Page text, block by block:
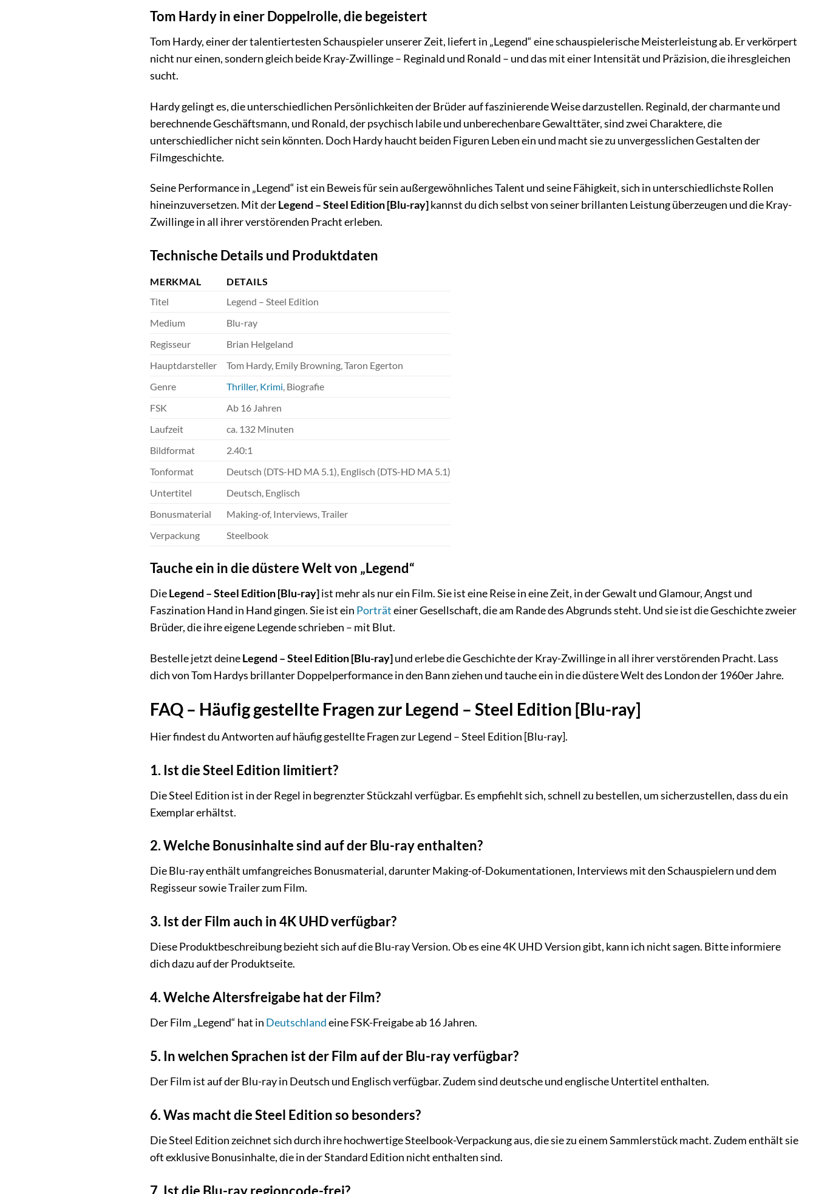
Tom Hardy in einer Doppelrolle, die begeistert
Tom Hardy, einer der talentiertesten Schauspieler unserer Zeit, liefert in „Legend“ eine schauspielerische Meisterleistung ab. Er verkörpert
nicht nur einen, sondern gleich beide Kray-Zwillinge – Reginald und Ronald – und das mit einer Intensität und Präzision, die ihresgleichen
sucht.
Hardy gelingt es, die unterschiedlichen Persönlichkeiten der Brüder auf faszinierende Weise darzustellen. Reginald, der charmante und
berechnende Geschäftsmann, und Ronald, der psychisch labile und unberechenbare Gewalttäter, sind zwei Charaktere, die
unterschiedlicher nicht sein könnten. Doch Hardy haucht beiden Figuren Leben ein und macht sie zu unvergesslichen Gestalten der
Filmgeschichte.
Seine Performance in „Legend“ ist ein Beweis für sein außergewöhnliches Talent und seine Fähigkeit, sich in unterschiedlichste Rollen
hineinzuversetzen. Mit derLegend – Steel Edition [Blu-ray]kannst du dich selbst von seiner brillanten Leistung überzeugen und die Kray-
Zwillinge in all ihrer verstörenden Pracht erleben.
Technische Details und Produktdaten
MERKMAL
DETAILS
Titel
Legend – Steel Edition
Medium
Blu-ray
Regisseur
Brian Helgeland
Hauptdarsteller
Tom Hardy, Emily Browning, Taron Egerton
Genre
Thriller, Krimi, Biografie
FSK
Ab 16 Jahren
Laufzeit
ca. 132 Minuten
Bildformat
2.40:1
Tonformat
Deutsch (DTS-HD MA 5.1), Englisch (DTS-HD MA 5.1)
Untertitel
Deutsch, Englisch
Bonusmaterial
Making-of, Interviews, Trailer
Verpackung
Steelbook
Tauche ein in die düstere Welt von „Legend“
DieLegend – Steel Edition [Blu-ray]ist mehr als nur ein Film. Sie ist eine Reise in eine Zeit, in der Gewalt und Glamour, Angst und
Faszination Hand in Hand gingen. Sie ist ein Porträteiner Gesellschaft, die am Rande des Abgrunds steht. Und sie ist die Geschichte zweier
Brüder, die ihre eigene Legende schrieben – mit Blut.
Bestelle jetzt deineLegend – Steel Edition [Blu-ray]und erlebe die Geschichte der Kray-Zwillinge in all ihrer verstörenden Pracht. Lass
dich von Tom Hardys brillanter Doppelperformance in den Bann ziehen und tauche ein in die düstere Welt des London der 1960er Jahre.
FAQ – Häufig gestellte Fragen zur Legend – Steel Edition [Blu-ray]
Hier findest du Antworten auf häufig gestellte Fragen zur Legend – Steel Edition [Blu-ray].
1. Ist die Steel Edition limitiert?
Die Steel Edition ist in der Regel in begrenzter Stückzahl verfügbar. Es empfiehlt sich, schnell zu bestellen, um sicherzustellen, dass du ein
Exemplar erhältst.
2. Welche Bonusinhalte sind auf der Blu-ray enthalten?
Die Blu-ray enthält umfangreiches Bonusmaterial, darunter Making-of-Dokumentationen, Interviews mit den Schauspielern und dem
Regisseur sowie Trailer zum Film.
3. Ist der Film auch in 4K UHD verfügbar?
Diese Produktbeschreibung bezieht sich auf die Blu-ray Version. Ob es eine 4K UHD Version gibt, kann ich nicht sagen. Bitte informiere
dich dazu auf der Produktseite.
4. Welche Altersfreigabe hat der Film?
Der Film „Legend“ hat in Deutschlandeine FSK-Freigabe ab 16 Jahren.
5. In welchen Sprachen ist der Film auf der Blu-ray verfügbar?
Der Film ist auf der Blu-ray in Deutsch und Englisch verfügbar. Zudem sind deutsche und englische Untertitel enthalten.
6. Was macht die Steel Edition so besonders?
Die Steel Edition zeichnet sich durch ihre hochwertige Steelbook-Verpackung aus, die sie zu einem Sammlerstück macht. Zudem enthält sie
oft exklusive Bonusinhalte, die in der Standard Edition nicht enthalten sind.
7. Ist die Blu-ray regioncode-frei?